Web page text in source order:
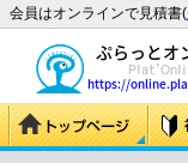
会員はオンラインで見積書(